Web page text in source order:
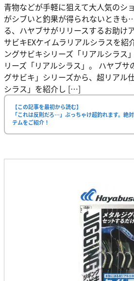
青物などが手軽に狙えて大人気のシ
がシブいと釣果が得られないとき
る、ハヤブサがリリースするお助け
サビキEXケイムラリアルシラスを紹
ングサビキシリーズ「リアルシラス
リーズ「リアルシラス」。 ハヤブサ
グサビキ」シリーズから、超リアル
シラス」を紹介し […]
【この記事を最初から読む】
「これは反則だろ…」ぶっちゃけ超釣れます。絶
テムをご紹介！